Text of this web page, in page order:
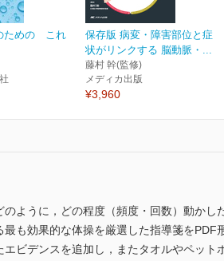
ための これ
保存版 病変・障害部位と症
状がリンクする 脳動脈・...
藤村 幹(監修)
メディカ出版
¥3,960
ように，どの程度（頻度・回数）動か
も効果的な体操を厳選した指導箋をPDF
ビデンスを追加し，またタオルやペッ